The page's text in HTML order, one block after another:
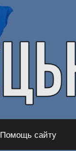
Помощь сайту